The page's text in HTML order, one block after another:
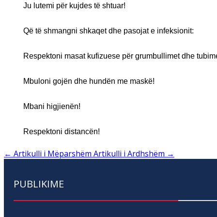
Ju lutemi për kujdes të shtuar!
Që të shmangni shkaqet dhe pasojat e infeksionit:
Respektoni masat kufizuese për grumbullimet dhe
Mbuloni gojën dhe hundën me maskë!
Mbani higjienën!
Respektoni distancën!
← Artikulli i Mëparshëm Artikulli i Ardhshëm →
PUBLIKIME